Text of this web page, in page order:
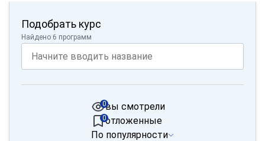
Подобрать курс
Найдено 6 программ
вы смотрели
0
отложенные
0
По популярности